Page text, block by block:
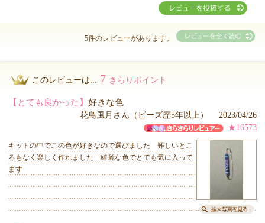
5件のレビューがあります。
このレビューは... 7 きらりポイント
【とても良かった】 好きな色
花鳥風月さん（ビーズ歴5年以上） 2023/04/26
★16573
キットの中でこの色が好きなので選びました 難しいとこ
ろもなく楽しく作れました 綺麗な色でとても気に入って
ます